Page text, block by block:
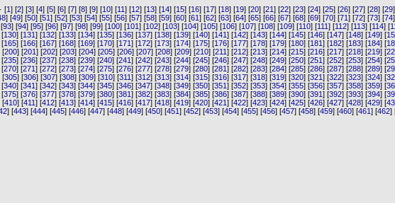
· [1] [2] [3] [4] [5] [6] [7] [8] [9] [10] [11] [12] [13] [14] [15] [16] [17] [18] [19] [20] [21] [22] [23] [24] [25] [26] [27] [28] [29
] [49] [50] [51] [52] [53] [54] [55] [56] [57] [58] [59] [60] [61] [62] [63] [64] [65] [66] [67] [68] [69] [70] [71] [72] [73] [74
93] [94] [95] [96] [97] [98] [99] [100] [101] [102] [103] [104] [105] [106] [107] [108] [109] [110] [111] [112] [113] [114] [
[130] [131] [132] [133] [134] [135] [136] [137] [138] [139] [140] [141] [142] [143] [144] [145] [146] [147] [148] [149] [
[165] [166] [167] [168] [169] [170] [171] [172] [173] [174] [175] [176] [177] [178] [179] [180] [181] [182] [183] [184] [
[200] [201] [202] [203] [204] [205] [206] [207] [208] [209] [210] [211] [212] [213] [214] [215] [216] [217] [218] [219] [
[235] [236] [237] [238] [239] [240] [241] [242] [243] [244] [245] [246] [247] [248] [249] [250] [251] [252] [253] [254] [
[270] [271] [272] [273] [274] [275] [276] [277] [278] [279] [280] [281] [282] [283] [284] [285] [286] [287] [288] [289] [
[305] [306] [307] [308] [309] [310] [311] [312] [313] [314] [315] [316] [317] [318] [319] [320] [321] [322] [323] [324] [
[340] [341] [342] [343] [344] [345] [346] [347] [348] [349] [350] [351] [352] [353] [354] [355] [356] [357] [358] [359] [
[375] [376] [377] [378] [379] [380] [381] [382] [383] [384] [385] [386] [387] [388] [389] [390] [391] [392] [393] [394] [
[410] [411] [412] [413] [414] [415] [416] [417] [418] [419] [420] [421] [422] [423] [424] [425] [426] [427] [428] [429] [
] [443] [444] [445] [446] [447] [448] [449] [450] [451 ] [452] [453] [454] [455] [456] [457] [458] [459] [460] [461 ] [462]